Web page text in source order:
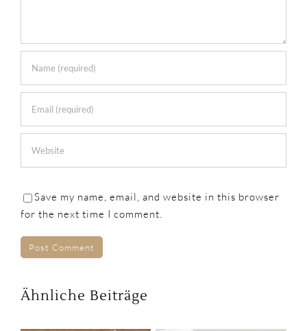
Save my name, email, and website in this browser
for the next time I comment.
Ähnliche Beiträge